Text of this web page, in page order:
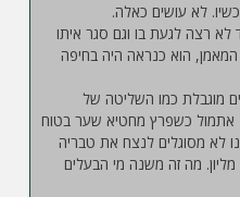
רצה לגעת בו וגם סגר איתו
הוא כנראה היה בחיפה
מוגבלת כמו השליטה של
המאמן מוגבלת. מכבי ת"א הפסידו 2 אתמול כשפרץ מחטיא שער בטוח
לא מסוגלים לנצח את טבריה
והפועל ירושלים עם תקציב של 110 מליון. מה זה משנה מי הבעלים